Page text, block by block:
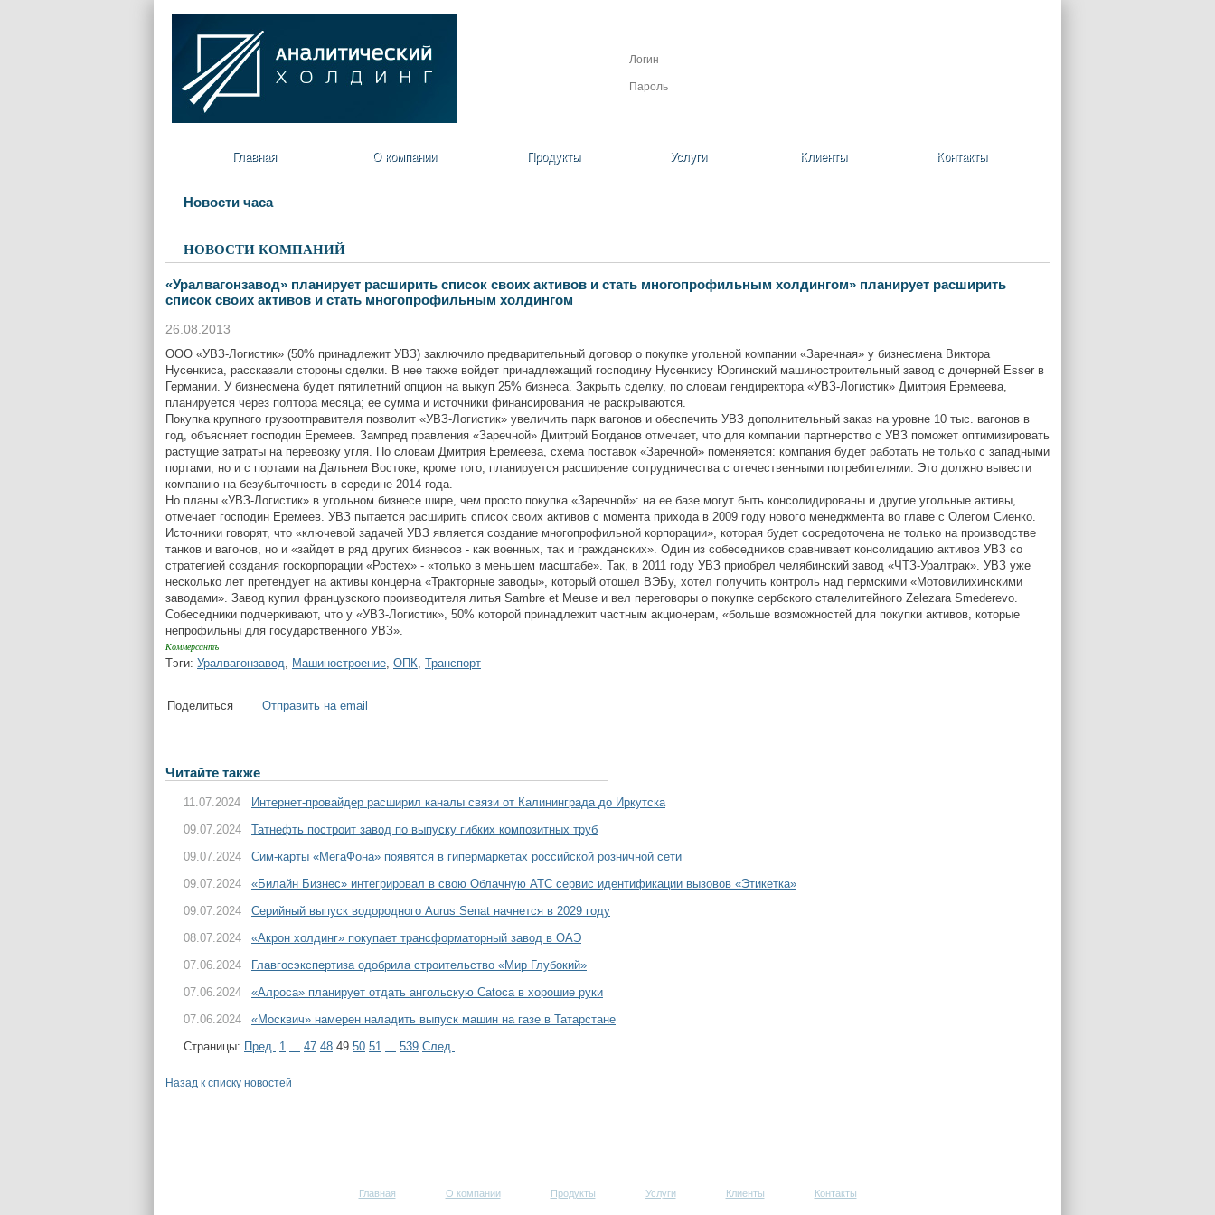
Главная О компании Продукты Услуги Клиенты Контакты
Новости часа
НОВОСТИ КОМПАНИЙ
«Уралвагонзавод» планирует расширить список своих активов и стать многопрофильным холдингом» планирует расширить
список своих активов и стать многопрофильным холдингом
26.08.2013
ООО «УВЗ-Логистик» (50% принадлежит УВЗ) заключило предварительный договор о покупке угольной компании «Заречная» у бизнесмена Виктора
Нусенкиса, рассказали стороны сделки. В нее также войдет принадлежащий господину Нусенкису Юргинский машиностроительный завод с дочерней Esser в
Германии. У бизнесмена будет пятилетний опцион на выкуп 25% бизнеса. Закрыть сделку, по словам гендиректора «УВЗ-Логистик» Дмитрия Еремеева,
планируется через полтора месяца; ее сумма и источники финансирования не раскрываются.
Покупка крупного грузоотправителя позволит «УВЗ-Логистик» увеличить парк вагонов и обеспечить УВЗ дополнительный заказ на уровне 10 тыс. вагонов в
год, объясняет господин Еремеев. Зампред правления «Заречной» Дмитрий Богданов отмечает, что для компании партнерство с УВЗ поможет оптимизировать
растущие затраты на перевозку угля. По словам Дмитрия Еремеева, схема поставок «Заречной» поменяется: компания будет работать не только с западными
портами, но и с портами на Дальнем Востоке, кроме того, планируется расширение сотрудничества с отечественными потребителями. Это должно вывести
компанию на безубыточность в середине 2014 года.
Но планы «УВЗ-Логистик» в угольном бизнесе шире, чем просто покупка «Заречной»: на ее базе могут быть консолидированы и другие угольные активы,
отмечает господин Еремеев. УВЗ пытается расширить список своих активов с момента прихода в 2009 году нового менеджмента во главе с Олегом Сиенко.
Источники говорят, что «ключевой задачей УВЗ является создание многопрофильной корпорации», которая будет сосредоточена не только на производстве
танков и вагонов, но и «зайдет в ряд других бизнесов - как военных, так и гражданских». Один из собеседников сравнивает консолидацию активов УВЗ со
стратегией создания госкорпорации «Ростех» - «только в меньшем масштабе». Так, в 2011 году УВЗ приобрел челябинский завод «ЧТЗ-Уралтрак». УВЗ уже
несколько лет претендует на активы концерна «Тракторные заводы», который отошел ВЭБу, хотел получить контроль над пермскими «Мотовилихинскими
заводами». Завод купил французского производителя литья Sambre et Meuse и вел переговоры о покупке сербского сталелитейного Zelezara Smederevo.
Собеседники подчеркивают, что у «УВЗ-Логистик», 50% которой принадлежит частным акционерам, «больше возможностей для покупки активов, которые
непрофильны для государственного УВЗ».
Коммерсантъ
Тэги: Уралвагонзавод, Машиностроение, ОПК, Транспорт
Поделиться Отправить на email
Читайте также
11.07.2024
Интернет-провайдер расширил каналы связи от Калининграда до Иркутска
09.07.2024
Татнефть построит завод по выпуску гибких композитных труб
09.07.2024
Сим-карты «МегаФона» появятся в гипермаркетах российской розничной сети
09.07.2024
«Билайн Бизнес» интегрировал в свою Облачную АТС сервис идентификации вызовов «Этикетка»
09.07.2024
Серийный выпуск водородного Aurus Senat начнется в 2029 году
08.07.2024
«Акрон холдинг» покупает трансформаторный завод в ОАЭ
07.06.2024
Главгосэкспертиза одобрила строительство «Мир Глубокий»
07.06.2024
«Алроса» планирует отдать ангольскую Catoca в хорошие руки
07.06.2024
«Москвич» намерен наладить выпуск машин на газе в Татарстане
Страницы: Пред. 1 ... 47 48 49 50 51 ... 539 След.
Назад к списку новостей
Главная О компании Продукты Услуги Клиенты Контакты